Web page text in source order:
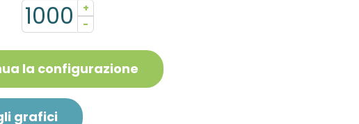
+
-
la configurazione
grafici